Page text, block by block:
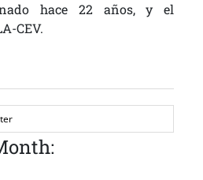
hace 22 años, y el
CEV.